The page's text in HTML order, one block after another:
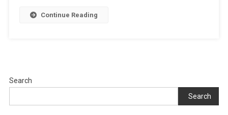
Continue Reading
Search
Search